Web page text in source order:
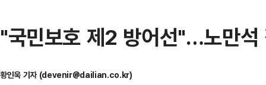
"국민보호 제2 방어선"…노만
황인욱 기자 (devenir@dailian.co.kr)